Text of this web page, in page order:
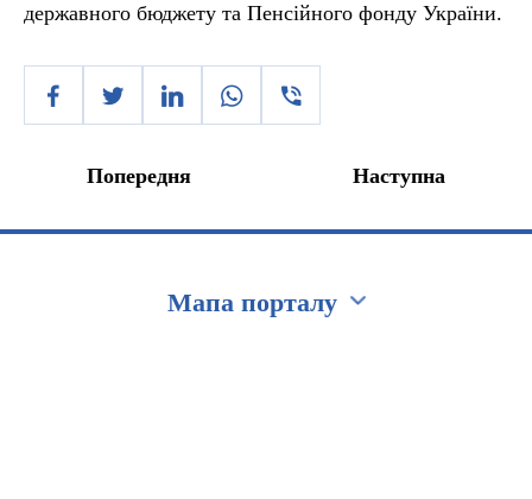
державного бюджету та Пенсійного фонду України.
Попередня Наступна
Мапа порталу